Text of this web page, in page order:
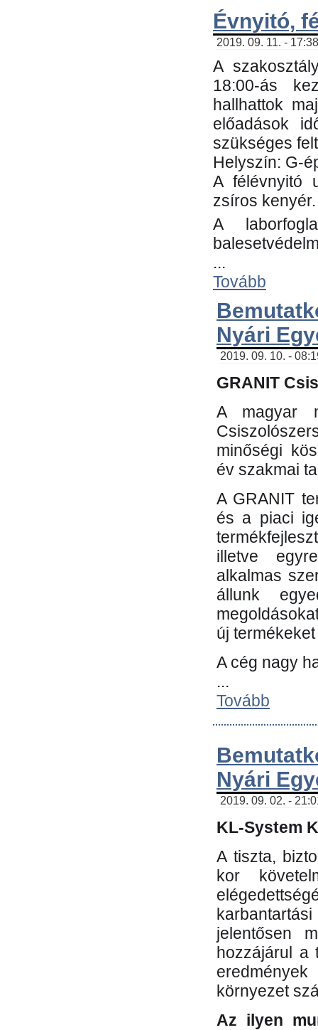
Évnyitó,
2019. 09. 11. -
A
18:00-ás
hallhattok
előadások
szükséges
Helyszín: G-
A félévnyitó
zsíros kenyér.
A
...
Tovább
Nyári
2019. 09. 10. -
GRANIT
A magyar
minőségi
év szakmai
A GRANIT
és a piaci
illetve
alkalmas
állunk
új
A cég nagy
...
Tovább
Nyári
2019. 09. 02. -
KL-System
A tiszta,
kor
jelentősen
hozzájárul a
környezet
Az ilyen